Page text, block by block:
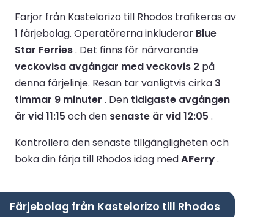
Färjor från Kastelorizo till Rhodos trafikeras av
1 färjebolag. Operatörerna inkluderar Blue
Star Ferries. Det finns för närvarande
veckovisa avgångar med veckovis 2 på
denna färjelinje. Resan tar vanligtvis cirka 3
timmar 9 minuter . Den tidigaste avgången
är vid 11:15 och den senaste är vid 12:05 .
Kontrollera den senaste tillgängligheten och
boka din färja till Rhodos idag medAFerry.
Färjebolag från Kastelorizo till Rhodos